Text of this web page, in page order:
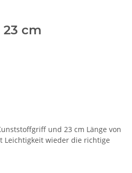
cm
und 23 cm Länge von
wieder die richtige